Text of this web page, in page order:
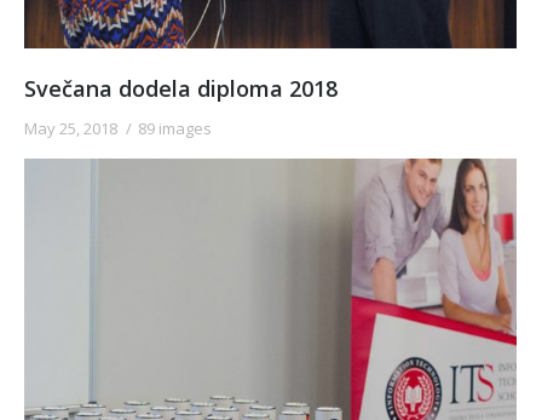
Svečana dodela diploma 2018
May 25, 2018 89 images